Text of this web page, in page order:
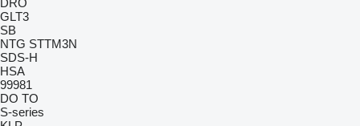
DRO
GLT3
SB
NTG STTM3N
SDS-H
HSA
99981
DO TO
S-series